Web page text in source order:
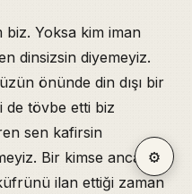
biz. Yoksa kim iman
dinsizsin diyemeyiz.
önünde din dışı bir
de tövbe etti biz
sen kafirsin
Bir kimse ancak
ilan ettiği zaman
⚙